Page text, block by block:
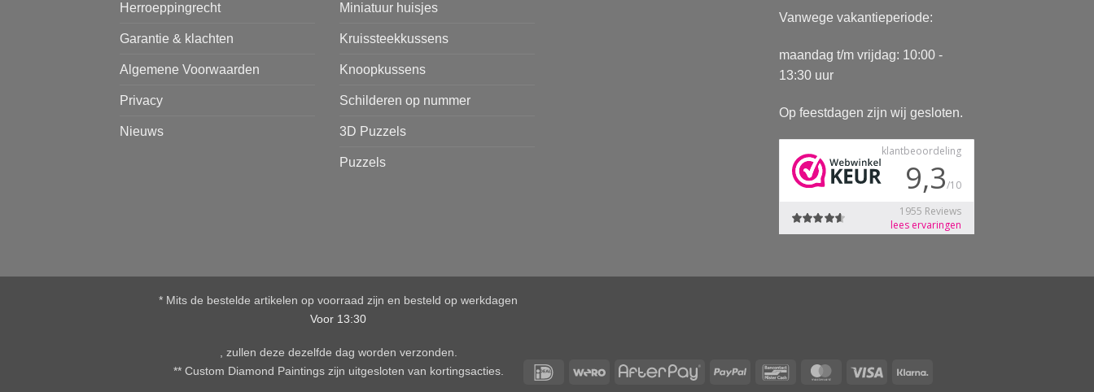
Herroeppingrecht
Garantie & klachten
Algemene Voorwaarden
Privacy
Nieuws
Miniatuur huisjes
Kruissteekkussens
Knoopkussens
Schilderen op nummer
3D Puzzels
Puzzels
Vanwege vakantieperiode:
maandag t/m vrijdag: 10:00 -
13:30 uur
Op feestdagen zijn wij gesloten.
* Mits de bestelde artikelen op voorraad zijn en besteld op werkdagen
Voor 13:30
, zullen deze dezelfde dag worden verzonden.
** Custom Diamond Paintings zijn uitgesloten van kortingsacties.
IDeal Wero AfterPayPayPal BancontactMasterCard
Visa